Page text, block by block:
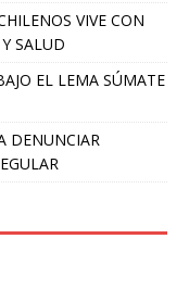
VIVE CON
SALUD
EL LEMA SÚMATE
DENUNCIAR